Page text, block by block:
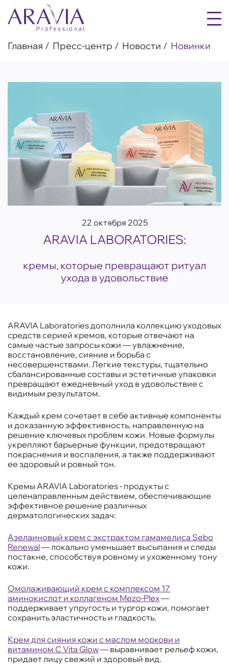
Главная Пресс-центр Новости Новинки
22 октября 2025
ARAVIA LABORATORIES:
кремы, которые превращают ритуал
ухода в удовольствие
ARAVIA Laboratories дополнила коллекцию уходовых
средств серией кремов, которые отвечают на
самые частые запросы кожи — увлажнение,
восстановление, сияние и борьба с
несовершенствами. Легкие текстуры, тщательно
сбалансированные составы и эстетичные упаковки
превращают ежедневный уход в удовольствие с
видимым результатом.
Каждый крем сочетает в себе активные компоненты
и доказанную эффективность, направленную на
решение ключевых проблем кожи. Новые формулы
укрепляют барьерные функции, предотвращают
покраснения и воспаления, а также поддерживают
ее здоровый и ровный тон.
Кремы ARAVIA Laboratories - продукты с
целенаправленным действием, обеспечивающие
эффективное решение различных
дерматологических задач:
Азелаиновый крем с экстрактом гамамелиса Sebo
Renewal— локально уменьшает высыпания и следы
постакне, способствуя ровному и ухоженному тону
кожи.
Омолаживающий крем с комплексом 17
аминокислот и коллагеном Mezo-Plex—
поддерживает упругость и тургор кожи, помогает
сохранить эластичность и гладкость.
Крем для сияния кожи с маслом моркови и
витамином C Vita Glow— выравнивает рельеф кожи,
придает лицу свежий и здоровый вид.